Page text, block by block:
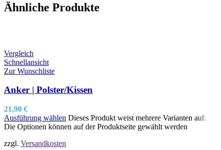
Ähnliche Produkte
Vergleich
Schnellansicht
Zur Wunschliste
Anker | Polster/Kissen
21,90 €
Ausführung wählen Dieses Produkt weist mehrere Varianten auf.
Die Optionen können auf der Produktseite gewählt werden
zzgl. Versandkosten